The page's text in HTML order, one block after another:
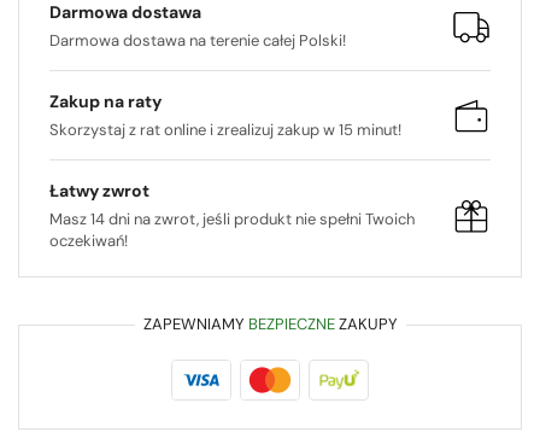
Darmowa dostawa
Darmowa dostawa na terenie całej Polski!
Zakup na raty
Skorzystaj z rat online i zrealizuj zakup w 15 minut!
Łatwy zwrot
Masz 14 dni na zwrot, jeśli produkt nie spełni Twoich
oczekiwań!
ZAPEWNIAMY BEZPIECZNEZAKUPY